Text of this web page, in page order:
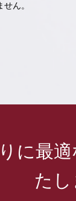
ん。
に最
たし